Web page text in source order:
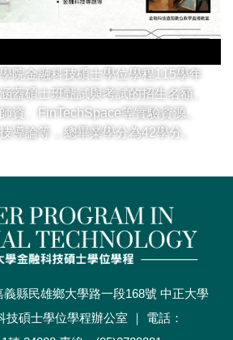
院金融科技碩士學位學程115學年
蓋碩士班甄試與考試的招生名額、
資、FinTechSpace等實驗資源。
導論等，總畢業學分為42學分。
縣民雄鄉大學路一段168號 中正大學
技碩士學位學程辦公室 ｜ 電話：